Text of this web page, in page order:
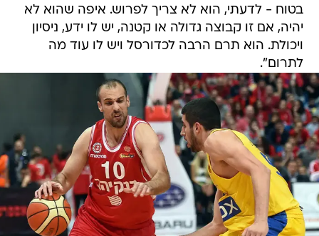
בטוח - לדעתי, הוא לא צריך לפרוש. איפה שהוא לא
יהיה, אם זו קבוצה גדולה או קטנה, יש לו ידע, ניסיון
ויכולת. הוא תרם הרבה לכדורסל ויש לו עוד מה
לתרום".